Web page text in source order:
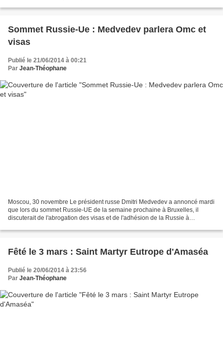
Sommet Russie-Ue : Medvedev parlera Omc et
visas
Publié le 21/06/2014 à 00:21
Par Jean-Théophane
Moscou, 30 novembre Le président russe Dmitri Medvedev a annoncé mardi
que lors du sommet Russie-UE de la semaine prochaine à Bruxelles, il
discuterait de l'abrogation des visas et de l'adhésion de la Russie à
Fêté le 3 mars : Saint Martyr Eutrope d'Amaséa
Publié le 20/06/2014 à 23:56
Par Jean-Théophane